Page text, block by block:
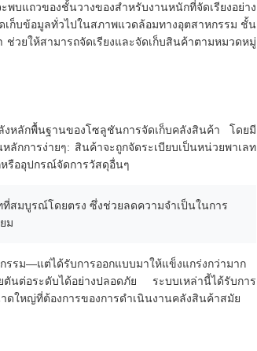
บแถวของชั้นวางของสำหรับงานหนักที่จัดเรียงอย่าง
ก็บข้อมูลทั่วไปในสภาพแวดล้อมทางอุตสาหกรรม ชั้น
วยให้สามารถจัดเรียงและจัดเก็บสินค้าตามหมวดหมู่
งหลักพื้นฐานของโซลูชันการจัดเก็บคลังสินค้า โดยมี
กการง่ายๆ: สินค้าจะถูกจัดระเบียบเป็นหน่วยพาเลท
รืออุปกรณ์จัดการวัสดุอื่นๆ
ที่สมบูรณ์โดยตรง ซึ่งช่วยลดความจำเป็นในการ
ม
รม—แต่ได้รับการออกแบบมาให้แข็งแกร่งกว่ามาก
นต่อระดับได้อย่างปลอดภัย ระบบเหล่านี้ได้รับการ
ดใหญ่ที่ต้องการของการดำเนินงานคลังสินค้าสมัย